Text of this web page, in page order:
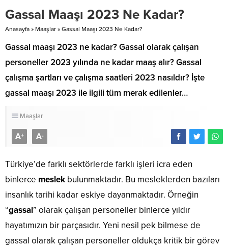
Gassal Maaşı 2023 Ne Kadar?
Anasayfa » Maaşlar » Gassal Maaşı 2023 Ne Kadar?
Gassal maaşı 2023 ne kadar? Gassal olarak çalışan
personeller 2023 yılında ne kadar maaş alır? Gassal
çalışma şartları ve çalışma saatleri 2023 nasıldır? İşte
gassal maaşı 2023 ile ilgili tüm merak edilenler…
Maaşlar
A+ A-
Türkiye’de farklı sektörlerde farklı işleri icra eden
binlerce meslek bulunmaktadır. Bu mesleklerden bazıları
insanlık tarihi kadar eskiye dayanmaktadır. Örneğin
“gassal” olarak çalışan personeller binlerce yıldır
hayatımızın bir parçasıdır. Yeni nesil pek bilmese de
gassal olarak çalışan personeller oldukça kritik bir görev